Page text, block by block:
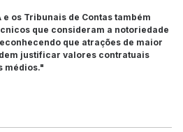
e os Tribunais de Contas também
que consideram a notoriedade
que atrações de maior
justificar valores contratuais
médios."